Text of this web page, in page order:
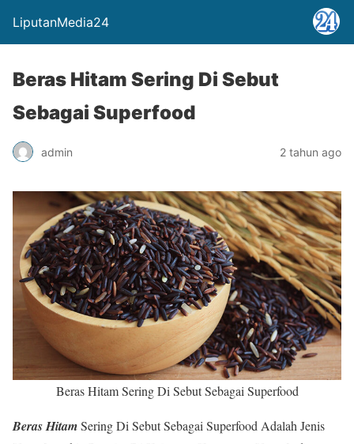
LiputanMedia24
Beras Hitam Sering Di Sebut
Sebagai Superfood
admin 2 tahun ago
Beras Hitam Sering Di Sebut Sebagai Superfood
Beras HitamSering Di Sebut Sebagai Superfood Adalah Jenis